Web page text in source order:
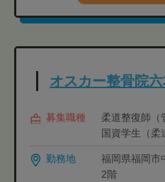
オスカー整骨院
募集職種
柔道整復師（
国資学生（柔
勤務地
福岡県福岡市
2階